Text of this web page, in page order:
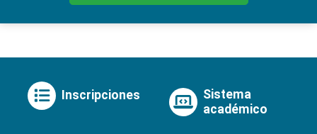
Inscripciones
Sistema
académico